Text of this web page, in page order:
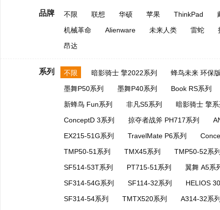
品牌 不限 联想 华硕 苹果 ThinkPad
机械革命
Alienware 未来人类 雷蛇
昂达
系列 不限 暗影骑士 擎2022系列
蜂鸟未来 环保
墨舞P50系列
墨舞P40系列
Book RS系列
新蜂鸟 Fun系列
非凡S5系列
暗影骑士 擎
ConceptD 3系列
掠夺者战斧 PH717系列
EX215-51G系列
TravelMate P6系列
TMP50-51系列
TMX45系列
TMP50-52系
SF514-53T系列
PT715-51系列
翼舞 A5系
SF314-54G系列
SF114-32系列
HELIOS
SF314-54系列
TMTX520系列
A314-32系